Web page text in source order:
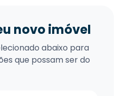
novo imóvel
abaixo para
que possam ser do